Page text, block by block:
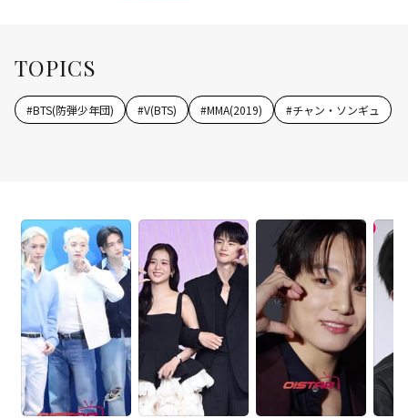
TOPICS
#BTS(防弾少年団) #V(BTS) #MMA(2019) #チャン・ソンギュ